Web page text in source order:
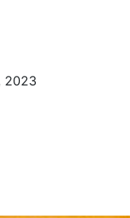
2023